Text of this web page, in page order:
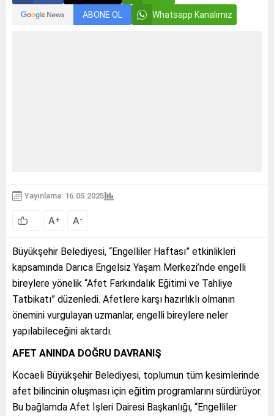
ABONE OL Whatsapp Kanalımız
Yayınlama: 16.05.2025
A+ A-
Büyükşehir Belediyesi, “Engelliler Haftası” etkinlikleri
kapsamında Darıca Engelsiz Yaşam Merkezi’nde engelli
bireylere yönelik “Afet Farkındalık Eğitimi ve Tahliye
Tatbikatı” düzenledi. Afetlere karşı hazırlıklı olmanın
önemini vurgulayan uzmanlar, engelli bireylere neler
yapılabileceğini aktardı.
AFET ANINDA DOĞRU DAVRANIŞ
Kocaeli Büyükşehir Belediyesi, toplumun tüm kesimlerinde
afet bilincinin oluşması için eğitim programlarını sürdürüyor.
Bu bağlamda Afet İşleri Dairesi Başkanlığı, “Engelliler